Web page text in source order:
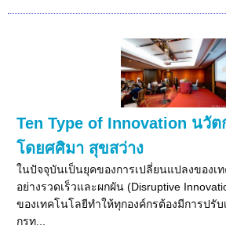
Ten Type of Innovation นวั
โดยศศิมา สุขสว่าง
ในปัจจุบันเป็นยุคของการเปลี่ยนแปลงของเ
อย่างรวดเร็วและผกผัน (Disruptive
ของเทคโนโลยีทำให้ทุกองค์กรต้องมีการปรั
กรท...